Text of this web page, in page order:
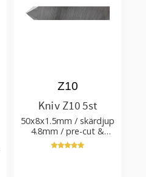
Kniv Z10 5st
50x8x1.5mm / skärdjup
4.8mm / pre-cut &
post-cut 0.84xTm /
skärvinkel 50°
Z10